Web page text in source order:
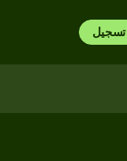
تسجيل